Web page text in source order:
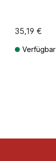
35,19 €
Verfügbar